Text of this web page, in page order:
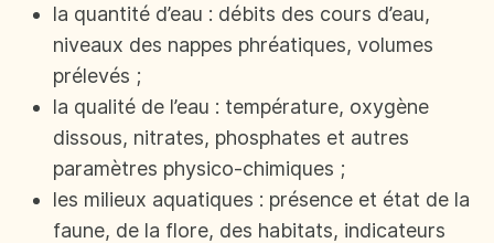
la quantité d’eau : débits des cours d’eau,
niveaux des nappes phréatiques, volumes
prélevés ;
la qualité de l’eau : température, oxygène
dissous, nitrates, phosphates et autres
paramètres physico-chimiques ;
les milieux aquatiques : présence et état de la
faune, de la flore, des habitats, indicateurs